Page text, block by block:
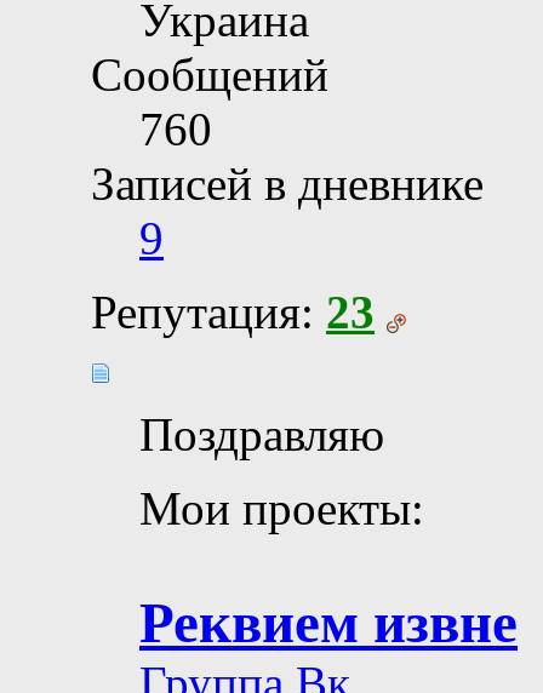
Украина
Сообщений
760
Записей в дневнике
9
Репутация: 23
Поздравляю
Мои проекты:
Реквием извне
Группа Вк